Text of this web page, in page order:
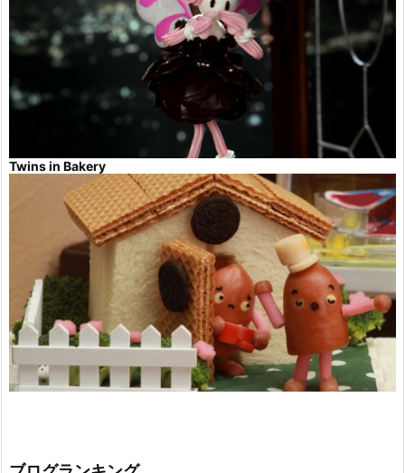
Twins in Bakery